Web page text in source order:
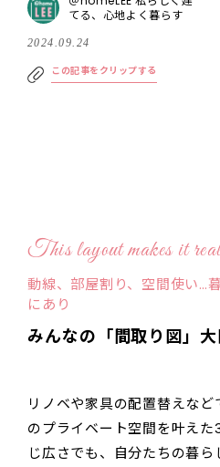
てる、心地よく暮らす
2024.09.24
この記事をクリップする
This layout makes it
動線、部屋割り、空間使い…
にあり
みんなの「間取り図」
リノベや家具の配置替えな
のプライベート空間を叶え
じ広さでも、自分たちの暮